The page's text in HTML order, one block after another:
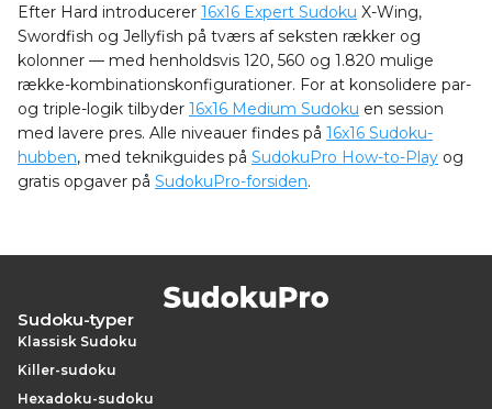
Efter Hard introducerer 16x16 Expert Sudoku X-Wing,
Swordfish og Jellyfish på tværs af seksten rækker og
kolonner — med henholdsvis 120, 560 og 1.820 mulige
række-kombinationskonfigurationer. For at konsolidere par-
og triple-logik tilbyder 16x16 Medium Sudoku en session
med lavere pres. Alle niveauer findes på 16x16 Sudoku-
hubben, med teknikguides på SudokuPro How-to-Play og
gratis opgaver på SudokuPro-forsiden.
Sudoku-typer
Klassisk Sudoku
Killer-sudoku
Hexadoku-sudoku